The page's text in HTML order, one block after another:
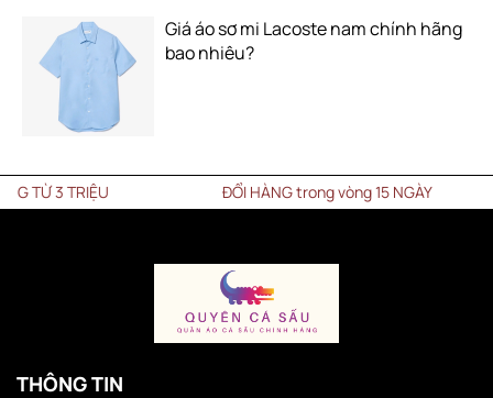
Giá áo sơ mi Lacoste nam chính hãng
bao nhiêu?
ĐỔI HÀNG trong vòng 15 NGÀY
THÔNG TIN